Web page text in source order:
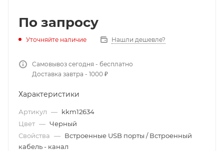
По запросу
Уточняйте наличие Нашли дешевле?
Самовывоз сегодня - бесплатно
Доставка завтра - 1000 ₽
Характеристики
Артикул — kkm12634
Цвет — Черный
Свойства — Встроенные USB порты / Встроенный
кабель - канал